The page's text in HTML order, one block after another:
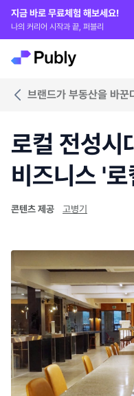
지금 바로 무료체험 해보세요!
나의 커리어 시작과 끝, 퍼블리
브랜드가 부동산을 바
로컬 전성시
비즈니스 '
콘텐츠 제공 고병기